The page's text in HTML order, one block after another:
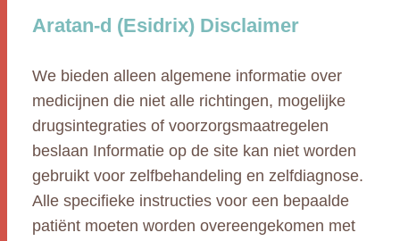
Aratan-d (Esidrix) Disclaimer
We bieden alleen algemene informatie over
medicijnen die niet alle richtingen, mogelijke
drugsintegraties of voorzorgsmaatregelen
beslaan Informatie op de site kan niet worden
gebruikt voor zelfbehandeling en zelfdiagnose.
Alle specifieke instructies voor een bepaalde
patiënt moeten worden overeengekomen met